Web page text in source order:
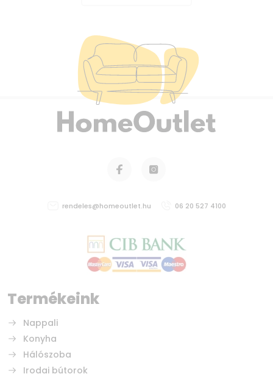
Termékeink
Nappali
Konyha
Hálószoba
Irodai bútorok
rendeles@homeoutlet.hu 06 20 527 4100